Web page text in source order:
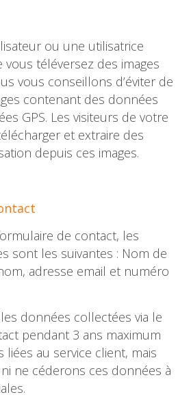
ou une utilisatrice
vous téléversez des images
vous conseillons d’éviter de
contenant des données
GPS. Les visiteurs de votre
et extraire des
depuis ces images.
de contact, les
sont les suivantes : Nom de
adresse email et numéro
données collectées via le
pendant 3 ans maximum
au service client, mais
ne céderons ces données à